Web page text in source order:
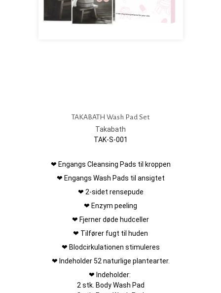
TAKABATH Wash Pad Set
Takabath
TAK-S-001
❤ Engangs Cleansing Pads til kroppen
❤ Engangs Wash Pads til ansigtet
❤ 2-sidet rensepude
❤ Enzym peeling
❤ Fjerner døde hudceller
❤ Tilfører fugt til huden
❤ Blodcirkulationen stimuleres
❤ Indeholder 52 naturlige plantearter.
❤ Indeholder:
2 stk. Body Wash Pad